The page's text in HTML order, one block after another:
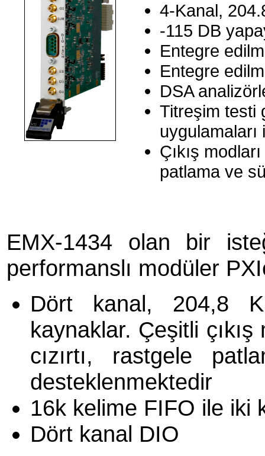
4-Kanal,
-115 DB
Entegre
Entegre
DSA
Titreşim testi
uygulamaları
Çıkış
patlama ve
EMX-1434 olan bir
performanslı modüler
Dört kanal, 204,8
kaynaklar. Çeşitli
cızırtı, rastgele
desteklenmektedir
16k kelime FIFO ile iki
Dört kanal DIO